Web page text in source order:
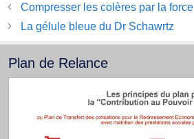
Compresser les colères par la force
La gélule bleue du Dr Schawrtz
Plan de Relance